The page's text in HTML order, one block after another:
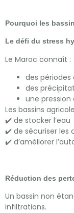
Pourquoi les
Le défi du stress
Le Maroc connaît :
des périodes
des
une pression
Les bassins
✔️ de stocker l’eau
✔️ de sécuriser les
✔️ d’améliorer
Réduction des
Un bassin non
infiltrations.